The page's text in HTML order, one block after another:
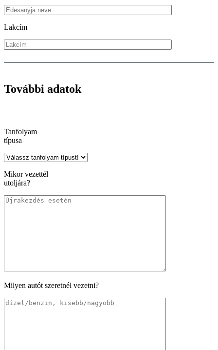
Lakcím
További adatok
Tanfolyam
típusa
Mikor vezettél
utoljára?
Milyen autót szeretnél vezetni?